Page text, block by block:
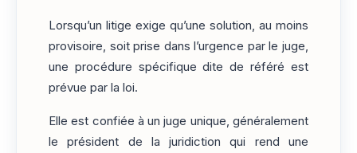
Lorsqu’un litige exige qu’une solution, au moins
provisoire, soit prise dans l’urgence par le juge,
une procédure spécifique dite de référé est
prévue par la loi.
Elle est confiée à un juge unique, généralement
le président de la juridiction qui rend une